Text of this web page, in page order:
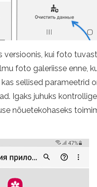
kui foto
foto galeriisse enne,
sellised parameetrid
Igaks juhuks
nõuetekohaseks